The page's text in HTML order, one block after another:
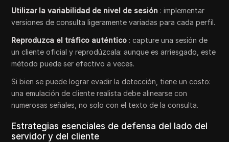
Utilizar la variabilidad de nivel de sesión : implementar
versiones de consulta ligeramente variadas para cada perfil.
Reproduzca el tráfico auténtico : capture una sesión de
un cliente oficial y reprodúzcala: aunque es arriesgado, este
método puede ser efectivo a veces.
Si bien se puede lograr evadir la detección, tiene un costo:
una emulación de cliente realista debe alinearse con
numerosas señales, no solo con el texto de la consulta.
Estrategias esenciales de defensa del lado del
servidor y del cliente